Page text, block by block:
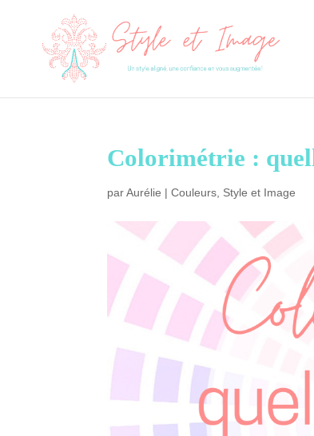
Colorimétrie :
parAurélie |Couleurs Style et Image